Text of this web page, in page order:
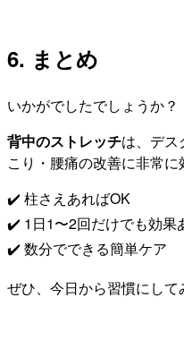
6. まとめ
いかがでしたでしょうか？
背中のストレッチは、デス
こり・腰痛の改善に非常に
✔️ 柱さえあればOK
✔️ 1日1〜2回だけでも効果
✔️ 数分でできる簡単ケア
ぜひ、今日から習慣にして